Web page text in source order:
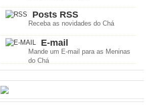
Posts RSS
Receba as novidades do Chá
E-mail
Mande um E-mail para as Meninas
do Chá